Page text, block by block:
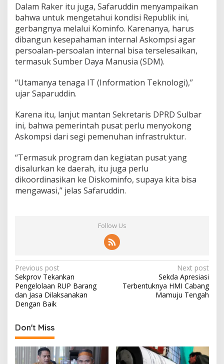
Dalam Raker itu juga, Safaruddin menyampaikan
bahwa untuk mengetahui kondisi Republik ini,
gerbangnya melalui Kominfo. Karenanya, harus
dibangun kesepahaman internal Askompsi agar
persoalan-persoalan internal bisa terselesaikan,
termasuk Sumber Daya Manusia (SDM).
“Utamanya tenaga IT (Information Teknologi),”
ujar Saparuddin.
Karena itu, lanjut mantan Sekretaris DPRD Sulbar
ini, bahwa pemerintah pusat perlu menyokong
Askompsi dari segi pemenuhan infrastruktur.
“Termasuk program dan kegiatan pusat yang
disalurkan ke daerah, itu juga perlu
dikoordinasikan ke Diskominfo, supaya kita bisa
mengawasi,” jelas Safaruddin.
Follow Us
P
o
s
t
n
a
v
Previous post
Sekprov Tekankan
Pengelolaan RUP Barang
dan Jasa Dilaksanakan
Dengan Baik
Next post
Sekda Apresiasi
Terbentuknya HMI Cabang
Mamuju Tengah
Don't Miss